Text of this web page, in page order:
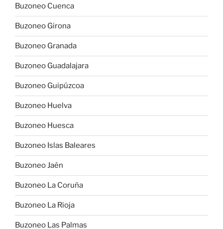
Buzoneo Cuenca
Buzoneo Girona
Buzoneo Granada
Buzoneo Guadalajara
Buzoneo Guipúzcoa
Buzoneo Huelva
Buzoneo Huesca
Buzoneo Islas Baleares
Buzoneo Jaén
Buzoneo La Coruña
Buzoneo La Rioja
Buzoneo Las Palmas